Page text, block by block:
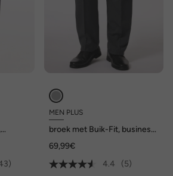
MEN PLUS
broek met Buik-Fit, business,
69,99€
4.4
(5)